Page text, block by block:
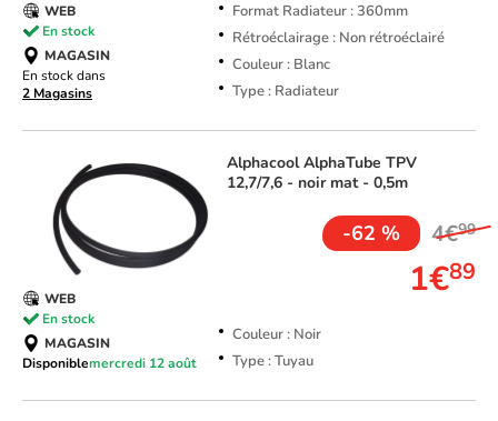
Format Radiateur : 360mm
Rétroéclairage : Non rétroéclairé
Couleur : Blanc
Type : Radiateur
WEB
En stock
MAGASIN
En stock dans
2 Magasins
AlphacoolAlphaTube TPV
12,7/7,6 - noir mat - 0,5m
-62 % 4€99
1€89
Couleur : Noir
Type : Tuyau
WEB
En stock
MAGASIN
Disponiblemercredi 12 août